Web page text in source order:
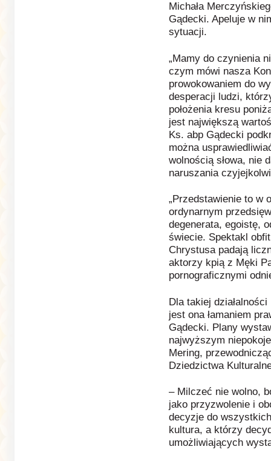
Michała
Gądecki. Apeluje w
sytuacji.
„Mamy do czynienia
czym mówi nasza
prowokowaniem do
desperacji ludzi,
położenia kresu
jest największą
Ks. abp Gądecki
można
wolnością słowa, nie
naruszania
„Przedstawienie to w
ordynarnym
degenerata, egoistę,
świecie. Spektakl
Chrystusa padają
aktorzy kpią z Męki
pornograficznymi
Dla takiej
jest ona łamaniem
Gądecki. Plany
najwyższym
Mering,
Dziedzictwa
– Milczeć nie wolno,
jako przyzwolenie i
decyzje do
kultura, a którzy
umożliwiających